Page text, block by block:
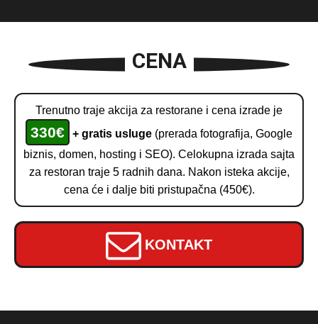
CENA
Trenutno traje akcija za restorane i cena izrade je
330€ + gratis usluge (prerada fotografija, Google
biznis, domen, hosting i SEO). Celokupna izrada sajta
za restoran traje 5 radnih dana. Nakon isteka akcije,
cena će i dalje biti pristupačna (450€).
KONTAKT